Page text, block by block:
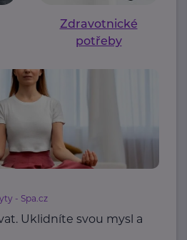
Zdravotnické
potřeby
- Spa.cz
Uklidníte svou mysl a